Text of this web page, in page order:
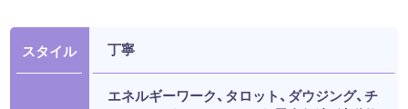
スタイル 丁寧
エネルギーワーク、タロット、ダウジング、チ